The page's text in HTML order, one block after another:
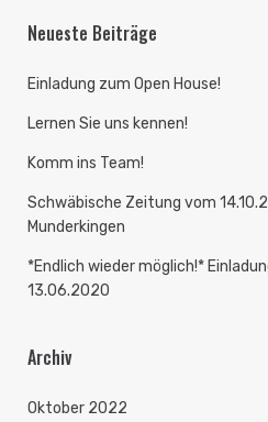
Neueste Beiträge
Einladung zum Open House!
Lernen Sie uns kennen!
Komm ins Team!
Schwäbische Zeitung vom
Munderkingen
*Endlich wieder möglich!*
13.06.2020
Archiv
Oktober 2022